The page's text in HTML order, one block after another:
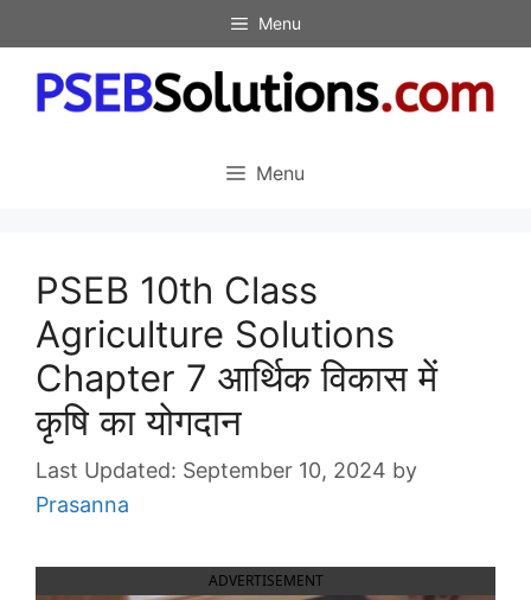
to
content
Menu
Menu
PSEB 10th Class
Agriculture Solutions
Chapter 7 आर्थिक विकास में
कृषि का योगदान
September 10, 2024 by
Prasanna
ADVERTISEMENT